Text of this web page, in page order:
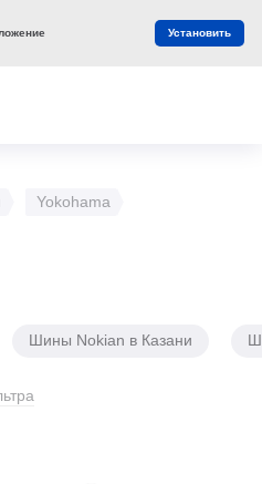
Yokohama
Шины Nokian в Казани
Установить